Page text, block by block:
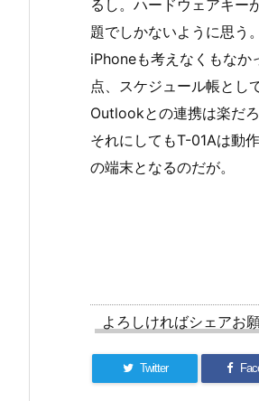
るし。ハードウェアキー
題でしかないように思う。
iPhoneも考えなくもなか
点、スケジュール帳と
Outlookとの連携は楽だろ
それにしてもT-01Aは動
の端末となるのだが。
よろしければシェアお
Twitter